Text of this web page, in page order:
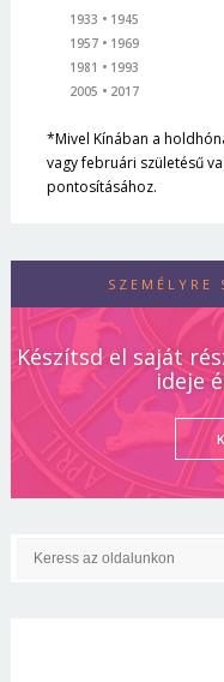
1933
1945
1957
1969
1981
1993
2005
2017
*Mivel Kínában a
vagy februári születésű
pontosításához.
SZEMÉLYRE
Készítsd el saját
ideje